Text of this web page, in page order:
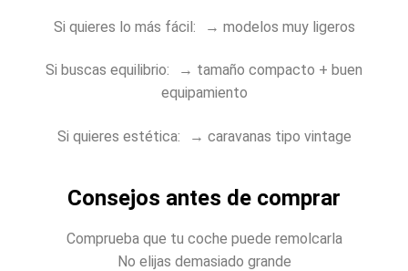
Si quieres lo más fácil: → modelos muy ligeros
Si buscas equilibrio: → tamaño compacto + buen
equipamiento
Si quieres estética: → caravanas tipo vintage
Consejos antes de comprar
Comprueba que tu coche puede remolcarla
No elijas demasiado grande